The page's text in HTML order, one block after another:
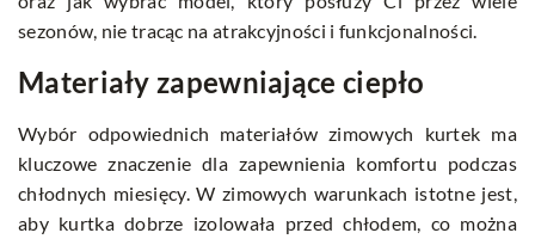
sezonów, nie tracąc na atrakcyjności i funkcjonalności.
Materiały zapewniające ciepło
Wybór odpowiednich materiałów zimowych kurtek ma
kluczowe znaczenie dla zapewnienia komfortu podczas
chłodnych miesięcy. W zimowych warunkach istotne jest,
aby kurtka dobrze izolowała przed chłodem, co można